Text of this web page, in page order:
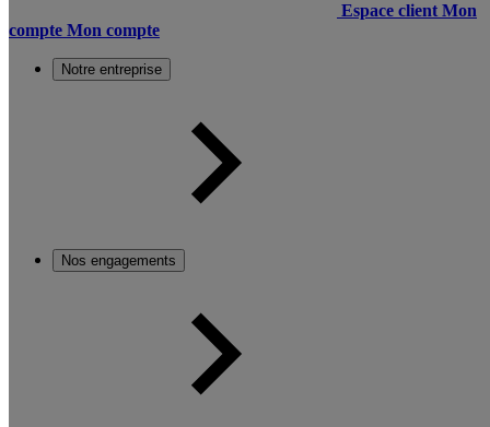
Espace client Mon
compte Mon compte
Notre entreprise
Nos engagements